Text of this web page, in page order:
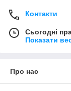
Контакти
Сьогодні
Показати
Про нас